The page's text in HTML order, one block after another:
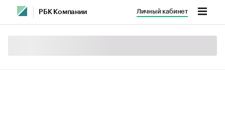
РБК Компании Личный кабинет